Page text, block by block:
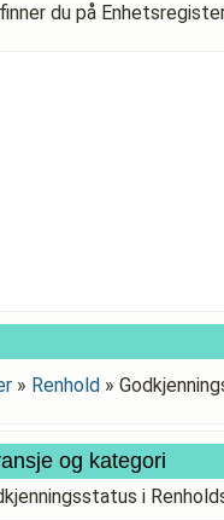
du på
» Renhold »
og kategori
i